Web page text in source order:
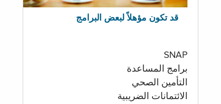
قد تكون مؤهلاً لبعض البرامج
SNAP
برامج المساعدة
التأمين الصحي
الائتمانات الضريبية